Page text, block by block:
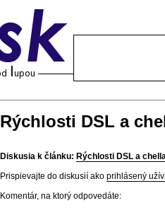
Rýchlosti DSL a
Diskusia k článku: Rýchlosti DSL a
Prispievajte do diskusií ako prihlásený
Komentár, na ktorý odpovedáte: